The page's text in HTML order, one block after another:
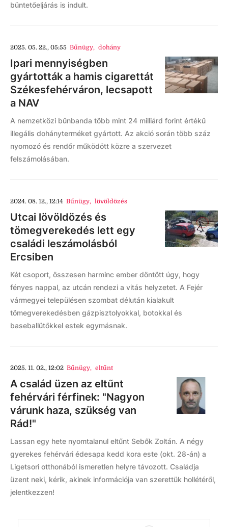
büntetőeljárás is indult.
2025. 05. 22., 05:55 Bűnügy, dohány
Ipari mennyiségben
gyártották a hamis cigarettát
Székesfehérváron, lecsapott
a NAV
A nemzetközi bűnbanda több mint 24 milliárd forint értékű
illegális dohányterméket gyártott. Az akció során több száz
nyomozó és rendőr működött közre a szervezet
felszámolásában.
2024. 08. 12., 12:14 Bűnügy, lövöldözés
Utcai lövöldözés és
tömegverekedés lett egy
családi leszámolásból
Ercsiben
Két csoport, összesen harminc ember döntött úgy, hogy
fényes nappal, az utcán rendezi a vitás helyzetet. A Fejér
vármegyei településen szombat délután kialakult
tömegverekedésben gázpisztolyokkal, botokkal és
baseballütőkkel estek egymásnak.
2025. 11. 02., 12:02 Bűnügy, eltűnt
A család üzen az eltűnt
fehérvári férfinek: "Nagyon
várunk haza, szükség van
Rád!"
Lassan egy hete nyomtalanul eltűnt Sebők Zoltán. A négy
gyerekes fehérvári édesapa kedd kora este (okt. 28-án) a
Ligetsori otthonából ismeretlen helyre távozott. Családja
üzent neki, kérik, akinek információja van szerettük hollétéről,
jelentkezzen!